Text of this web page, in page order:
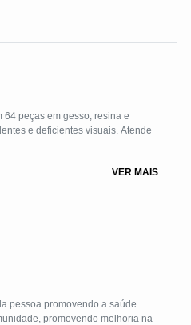
peças em gesso, resina e
e deficientes visuais. Atende
VER MAIS
pessoa promovendo a saúde
promovendo melhoria na